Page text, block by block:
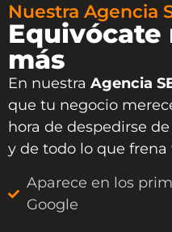
Nuestra Agencia
Equivócate
más
En nuestra Agencia
que tu negocio
hora de despedirse
y de todo lo que
Aparece en los
Google